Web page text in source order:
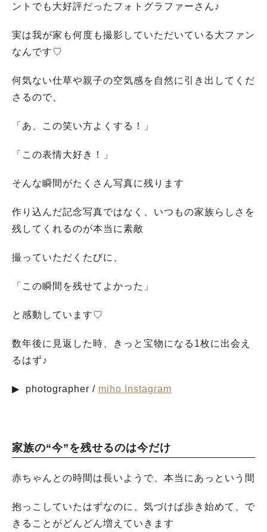
ントでも大好評だったフォトグラファーさん♪
実は我が家も何度も撮影していただいている大ファン
なんです♡
何気ない仕草や親子の空気感を自然に引き出してくだ
さるので、
「あ、この笑い方よくする！」
「この表情大好き！」
そんな瞬間がたくさん写真に残ります
作り込んだ記念写真ではなく、いつもの家族らしさを
残してくれるのが本当に素敵
撮っていただくたびに、
「この瞬間を残せてよかった」
と感動しています♡
数年後に見返した時、きっと宝物になる1枚に出会え
るはず♪
▶︎ photographer / miho Instagram
家族の“今”を残せるのは今だけ
赤ちゃんとの時間は長いようで、本当にあっという間
抱っこしていたはずなのに、気づけば歩き始めて、で
きることがどんどん増えていきます